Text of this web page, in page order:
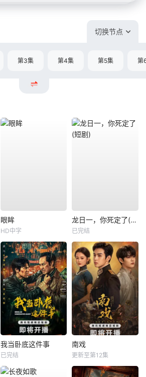
切换节点
第3集 第4集 第5集 第
眼眸
HD中字
龙日一，你死定了(短剧)
已完结
我当卧底这件事
已完结
南戏
更新至第12集